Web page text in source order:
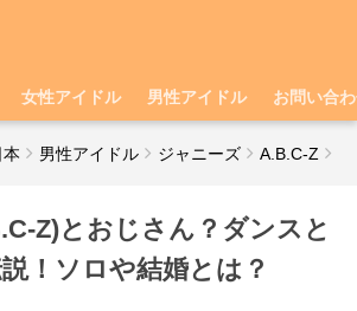
女性アイドル 男性アイドル お問い合
本 男性アイドル ジャニーズ A.B.C-Z
Z)とおじさん？ダンスと
！ソロや結婚とは？